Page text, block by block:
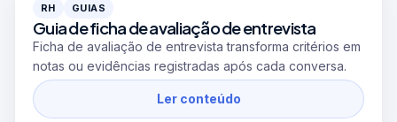
RH GUIAS
Guia de ficha de avaliação de entrevista
Ficha de avaliação de entrevista transforma critérios em
notas ou evidências registradas após cada conversa.
Ler conteúdo